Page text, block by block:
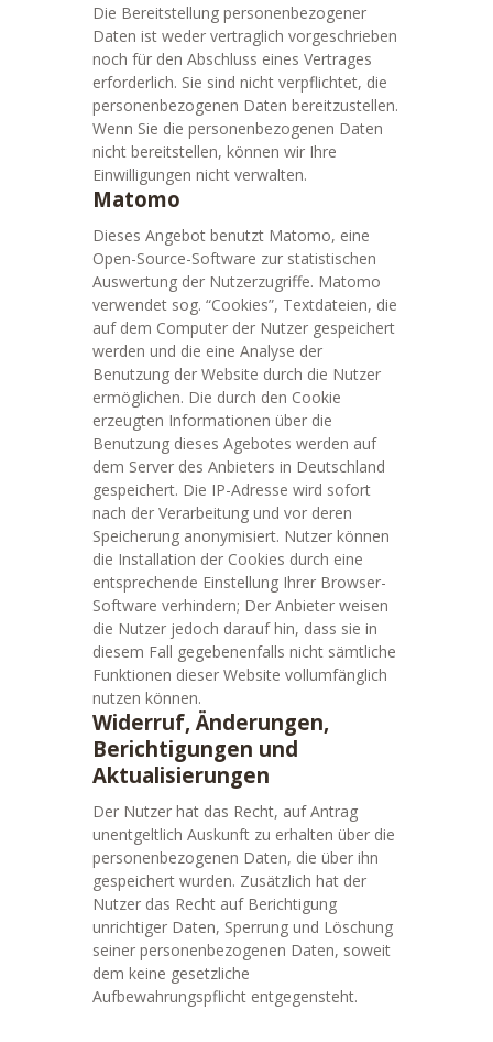
Die Bereitstellung personenbezogener
Daten ist weder vertraglich vorgeschrieben
noch für den Abschluss eines Vertrages
erforderlich. Sie sind nicht verpflichtet, die
personenbezogenen Daten bereitzustellen.
Wenn Sie die personenbezogenen Daten
nicht bereitstellen, können wir Ihre
Einwilligungen nicht verwalten.
Matomo
Dieses Angebot benutzt Matomo, eine
Open-Source-Software zur statistischen
Auswertung der Nutzerzugriffe. Matomo
verwendet sog. “Cookies”, Textdateien, die
auf dem Computer der Nutzer gespeichert
werden und die eine Analyse der
Benutzung der Website durch die Nutzer
ermöglichen. Die durch den Cookie
erzeugten Informationen über die
Benutzung dieses Agebotes werden auf
dem Server des Anbieters in Deutschland
gespeichert. Die IP-Adresse wird sofort
nach der Verarbeitung und vor deren
Speicherung anonymisiert. Nutzer können
die Installation der Cookies durch eine
entsprechende Einstellung Ihrer Browser-
Software verhindern; Der Anbieter weisen
die Nutzer jedoch darauf hin, dass sie in
diesem Fall gegebenenfalls nicht sämtliche
Funktionen dieser Website vollumfänglich
nutzen können.
Widerruf, Änderungen,
Berichtigungen und
Aktualisierungen
Der Nutzer hat das Recht, auf Antrag
unentgeltlich Auskunft zu erhalten über die
personenbezogenen Daten, die über ihn
gespeichert wurden. Zusätzlich hat der
Nutzer das Recht auf Berichtigung
unrichtiger Daten, Sperrung und Löschung
seiner personenbezogenen Daten, soweit
dem keine gesetzliche
Aufbewahrungspflicht entgegensteht.